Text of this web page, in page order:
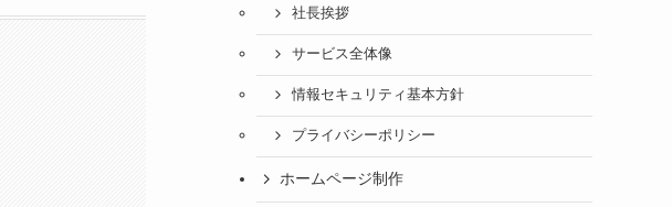
社長挨拶
サービス全体像
情報セキュリティ基本方針
プライバシーポリシー
ホームページ制作